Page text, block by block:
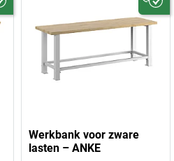
Werkbank voor zware
lasten – ANKE